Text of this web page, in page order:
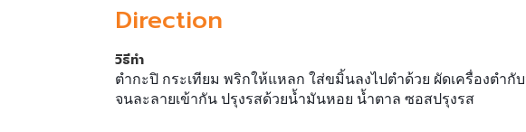
Direction
วิธีทำ
ตำกะปิ กระเทียม พริกให้แหลก ใส่ขมิ้นลงไปตำด้วย ผัดเครื่องตำ
จนละลายเข้ากัน ปรุงรสด้วยน้ำมันหอย น้ำตาล ซอสปรุงรส